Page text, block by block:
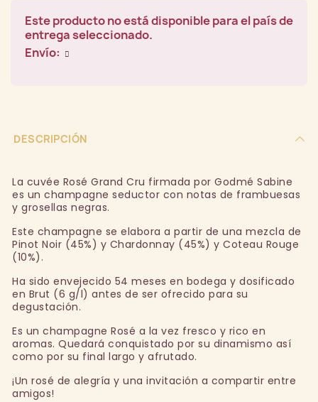
Este producto no está disponible para el país de
entrega seleccionado.
Envío:
DESCRIPCIÓN
La cuvée Rosé Grand Cru firmada por Godmé Sabine
es un champagne seductor con notas de frambuesas
y grosellas negras.
Este champagne se elabora a partir de una mezcla de
Pinot Noir (45%) y Chardonnay (45%) y Coteau Rouge
(10%).
Ha sido envejecido 54 meses en bodega y dosificado
en Brut (6 g/l) antes de ser ofrecido para su
degustación.
Es un champagne Rosé a la vez fresco y rico en
aromas. Quedará conquistado por su dinamismo así
como por su final largo y afrutado.
¡Un rosé de alegría y una invitación a compartir entre
amigos!